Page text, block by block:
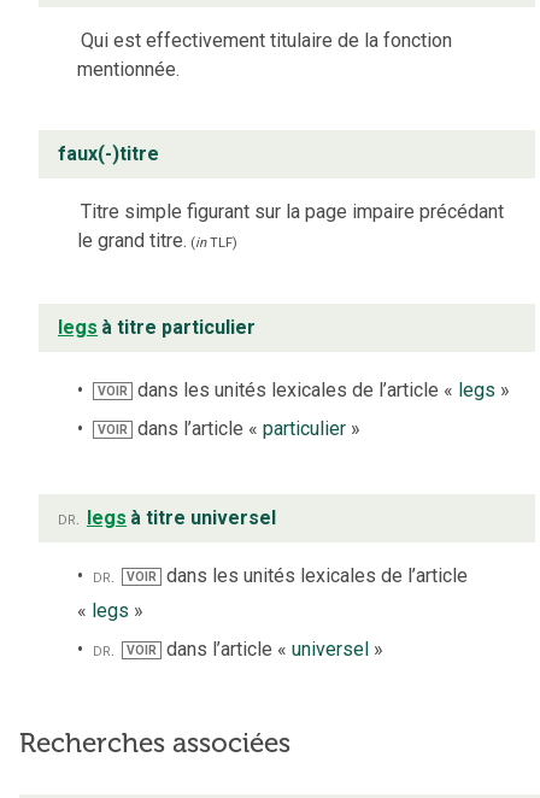
Qui est effectivement titulaire de la fonction
mentionnée.
faux(-)titre
Titre simple figurant sur la page impaire précédant
le grand titre. (inTLF)
legs à titre particulier
VOIR dans les unités lexicales de l’article « legs »
VOIR dans l’article «particulier »
dr. legs à titre universel
dr. VOIR
dans les unités lexicales de l’article
« legs »
dr.
VOIR dans l’article « universel»
Recherches associées